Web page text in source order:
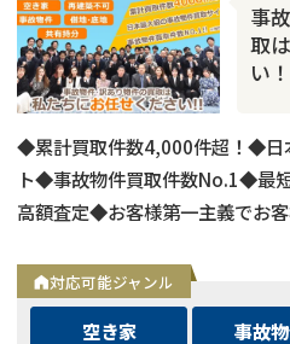
事
取
い！
◆累計買取件数4,000件超！◆日
ト◆事故物件買取件数No.1◆最
高額査定◆お客様第一主義でお
対応可能ジャンル
空き家 事故